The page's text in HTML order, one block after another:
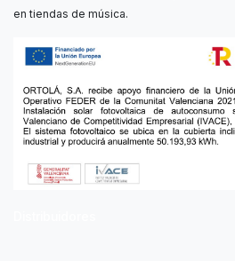
en tiendas de música.